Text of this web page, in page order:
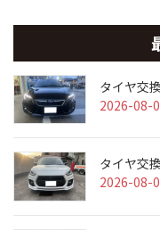
タイヤ交
2026-08-
タイヤ交
2026-08-